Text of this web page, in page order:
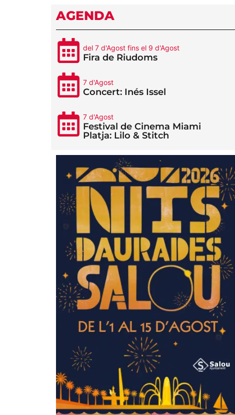
AGENDA
del 7 d'Agost fins el 9 d'Agost
Fira de Riudoms
7 d'Agost
Concert: Inés Issel
7 d'Agost
Festival de Cinema Miami
Platja: Lilo & Stitch